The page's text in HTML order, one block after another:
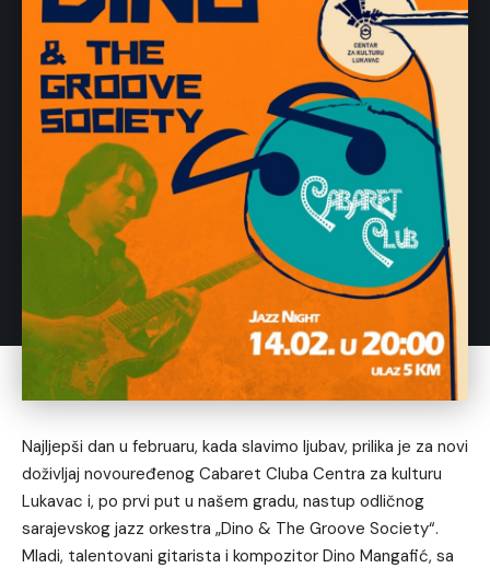
Najljepši dan u februaru, kada slavimo ljubav, prilika je za novi
doživljaj novouređenog Cabaret Cluba Centra za kulturu
Lukavac i, po prvi put u našem gradu, nastup odličnog
sarajevskog jazz orkestra „Dino & The Groove Society“.
Mladi, talentovani gitarista i kompozitor Dino Mangafić, sa